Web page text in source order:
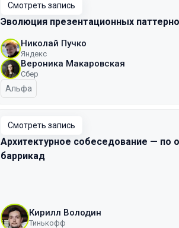
Смотреть запись
Эволюция презентационных
Николай Пучко
Яндекс
Вероника Макаровская
Сбер
Альфа
Смотреть запись
Архитектурное собеседование — по
баррикад
Кирилл Володин
Тинькофф